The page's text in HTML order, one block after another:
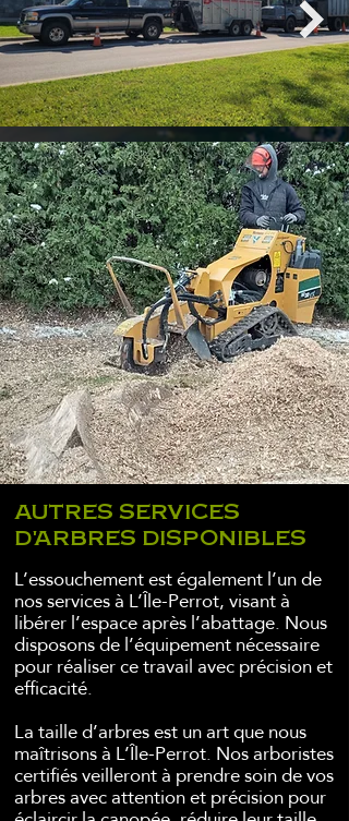
AUTRES SERVICES
D'ARBRES DISPONIBLES
L’essouchement est également l’un de
nos services à L’Île-Perrot, visant à
libérer l’espace après l’abattage. Nous
disposons de l’équipement nécessaire
pour réaliser ce travail avec précision et
efficacité.
La taille d’arbres est un art que nous
maîtrisons à L’Île-Perrot. Nos arboristes
certifiés veilleront à prendre soin de vos
arbres avec attention et précision pour